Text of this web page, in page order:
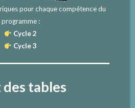
pour chaque compétence du
programme :
Cycle 2
Cycle 3
des tables